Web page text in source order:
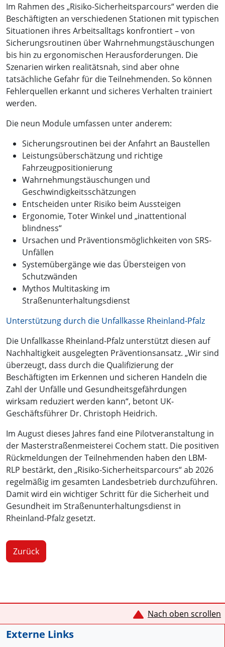
Im Rahmen des „Risiko-Sicherheitsparcours“ werden die
Beschäftigten an verschiedenen Stationen mit typischen
Situationen ihres Arbeitsalltags konfrontiert – von
Sicherungsroutinen über Wahrnehmungstäuschungen
bis hin zu ergonomischen Herausforderungen. Die
Szenarien wirken realitätsnah, sind aber ohne
tatsächliche Gefahr für die Teilnehmenden. So können
Fehlerquellen erkannt und sicheres Verhalten trainiert
werden.
Die neun Module umfassen unter anderem:
Sicherungsroutinen bei der Anfahrt an Baustellen
Leistungsüberschätzung und richtige
Fahrzeugpositionierung
Wahrnehmungstäuschungen und
Geschwindigkeitsschätzungen
Entscheiden unter Risiko beim Aussteigen
Ergonomie, Toter Winkel und „inattentional
blindness“
Ursachen und Präventionsmöglichkeiten von SRS-
Unfällen
Systemübergänge wie das Übersteigen von
Schutzwänden
Mythos Multitasking im
Straßenunterhaltungsdienst
Unterstützung durch die Unfallkasse Rheinland-Pfalz
Die Unfallkasse Rheinland-Pfalz unterstützt diesen auf
Nachhaltigkeit ausgelegten Präventionsansatz. „Wir sind
überzeugt, dass durch die Qualifizierung der
Beschäftigten im Erkennen und sicheren Handeln die
Zahl der Unfälle und Gesundheitsgefährdungen
wirksam reduziert werden kann“, betont UK-
Geschäftsführer Dr. Christoph Heidrich.
Im August dieses Jahres fand eine Pilotveranstaltung in
der Masterstraßenmeisterei Cochem statt. Die positiven
Rückmeldungen der Teilnehmenden haben den LBM-
RLP bestärkt, den „Risiko-Sicherheitsparcours“ ab 2026
regelmäßig im gesamten Landesbetrieb durchzuführen.
Damit wird ein wichtiger Schritt für die Sicherheit und
Gesundheit im Straßenunterhaltungsdienst in
Rheinland-Pfalz gesetzt.
Zurück
Service Informationen Nach oben scrollen
Externe Links